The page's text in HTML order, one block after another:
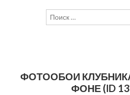
ФОТООБОИ
ФОНЕ (ID